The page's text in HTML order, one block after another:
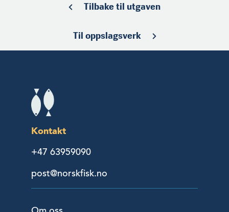
Tilbake til utgaven
Til oppslagsverk
Kontakt
+47 63959090
post@norskfisk.no